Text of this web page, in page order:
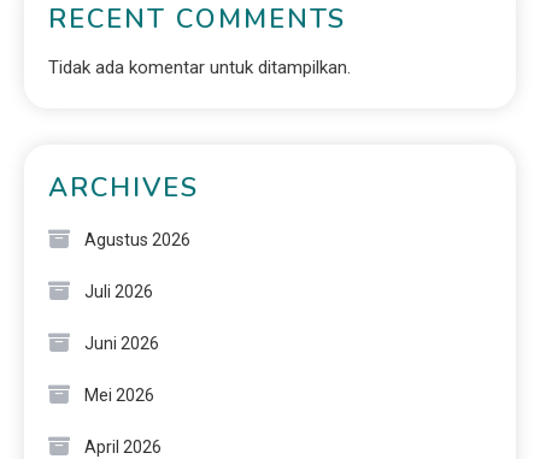
RECENT COMMENTS
Tidak ada komentar untuk ditampilkan.
ARCHIVES
Agustus 2026
Juli 2026
Juni 2026
Mei 2026
April 2026